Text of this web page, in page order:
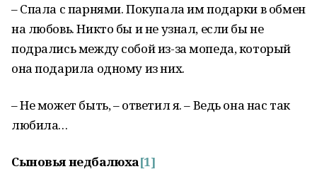
– Спала с парнями. Покупала им подарки в обмен
на любовь. Никто бы и не узнал, если бы не
подрались между собой из-за мопеда, который
она подарила одному из них.
– Не может быть, – ответил я. – Ведь она нас так
любила…
Сыновья недбалюха[1]